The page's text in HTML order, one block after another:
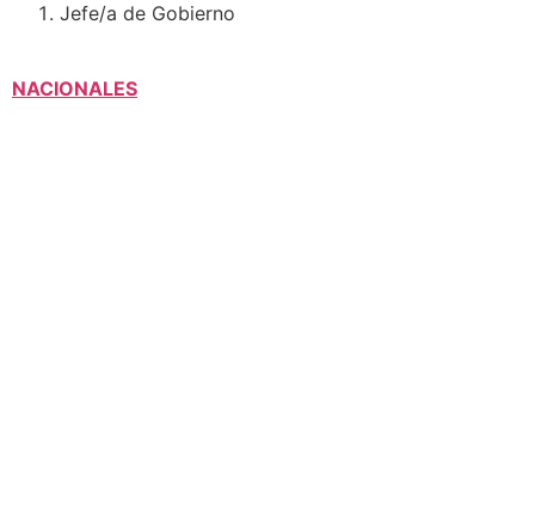
Jefe/a de Gobierno
NACIONALES